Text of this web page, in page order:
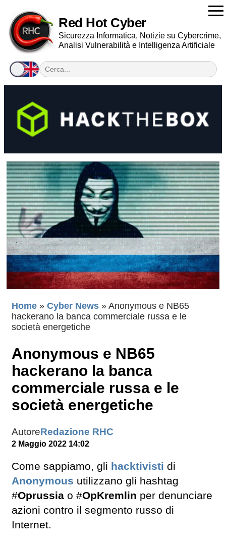
Red Hot Cyber
Sicurezza Informatica, Notizie su Cybercrime,
Analisi Vulnerabilità e Intelligenza Artificiale
Home » Cyber News » Anonymous e NB65
hackerano la banca commerciale russa e le
società energetiche
Anonymous e NB65
hackerano la banca
commerciale russa e le
società energetiche
AutoreRedazione RHC
2 Maggio 2022 14:02
Come sappiamo, gli hacktivisti di
Anonymous utilizzano gli hashtag
#Oprussia o #OpKremlin per denunciare
azioni contro il segmento russo di
Internet.